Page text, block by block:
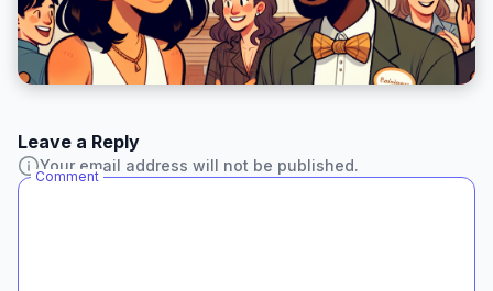
Leave a Reply
Your email address will not be published.
Comment